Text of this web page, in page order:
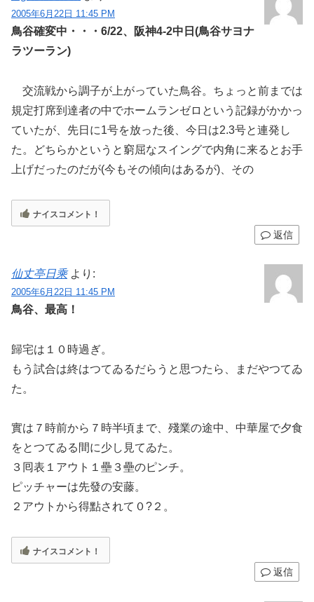
2005年6月22日 11:45 PM
鳥谷確変中・・・6/22、阪神4-2中日(鳥谷サヨナ
ラツーラン)
交流戦から調子が上がっていた鳥谷。ちょっと前までは
規定打席到達者の中でホームランゼロという記録がかかっ
ていたが、先日に1号を放った後、今日は2.3号と連発し
た。どちらかというと窮屈なスイングで内角に来るとお手
上げだったのだが(今もその傾向はあるが)、その
ナイスコメント！
返信
仙丈亭日乘 より:
2005年6月22日 11:45 PM
鳥谷、最高！
歸宅は１０時過ぎ。
もう試合は終はつてゐるだらうと思つたら、まだやつてゐ
た。
實は７時前から７時半頃まで、殘業の途中、中華屋で夕食
をとつてゐる間に少し見てゐた。
３囘表１アウト１壘３壘のピンチ。
ピッチャーは先發の安藤。
２アウトから得點されて０?２。
ナイスコメント！
返信